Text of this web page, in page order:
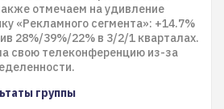
отмечаем на удивление
«Рекламного сегмента»: +14.7%
28%/39%/22% в 3/2/1 кварталах.
свою телеконференцию из-за
группы